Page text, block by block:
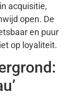
acquisitie,
open. De
en puur
op loyaliteit.